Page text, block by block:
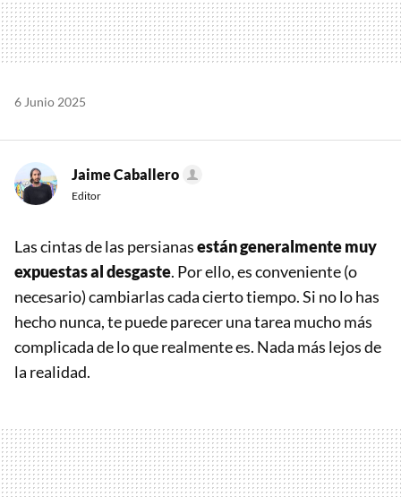
6 Junio 2025
Jaime Caballero
Editor
Las cintas de las persianasestán generalmente muy
expuestas al desgaste. Por ello, es conveniente (o
necesario) cambiarlas cada cierto tiempo. Si no lo has
hecho nunca, te puede parecer una tarea mucho más
complicada de lo que realmente es. Nada más lejos de
la realidad.